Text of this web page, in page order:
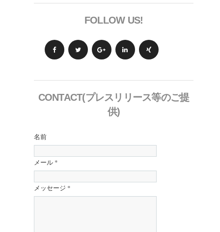
FOLLOW US!
CONTACT(プレスリリース等のご提
供)
名前
メール *
メッセージ *